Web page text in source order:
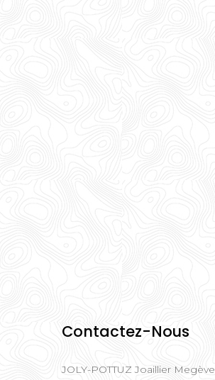
Contactez-Nous
JOLY-POTTUZ Joaillier Megève